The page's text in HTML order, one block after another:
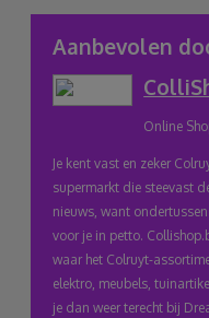
Aanbevolen
Online
Je kent vast en zeker
supermarkt die steevast
nieuws, want
voor je in petto.
waar het Colruyt-
elektro, meubels,
je dan weer terecht bij